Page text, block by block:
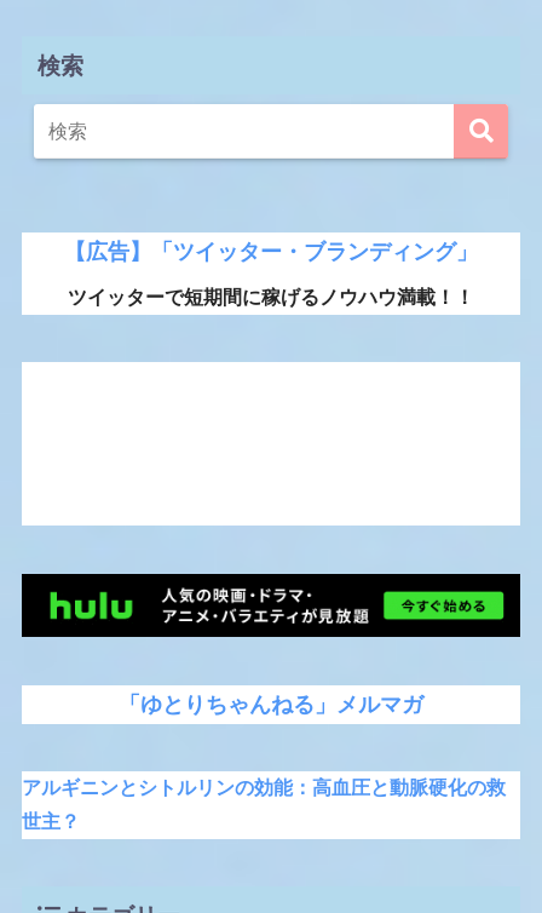
検索
【広告】「ツイッター・ブランディング」
ツイッターで短期間に稼げるノウハウ満載！！
「ゆとりちゃんねる」メルマガ
アルギニンとシトルリンの効能：高血圧と動脈硬化の救
世主？